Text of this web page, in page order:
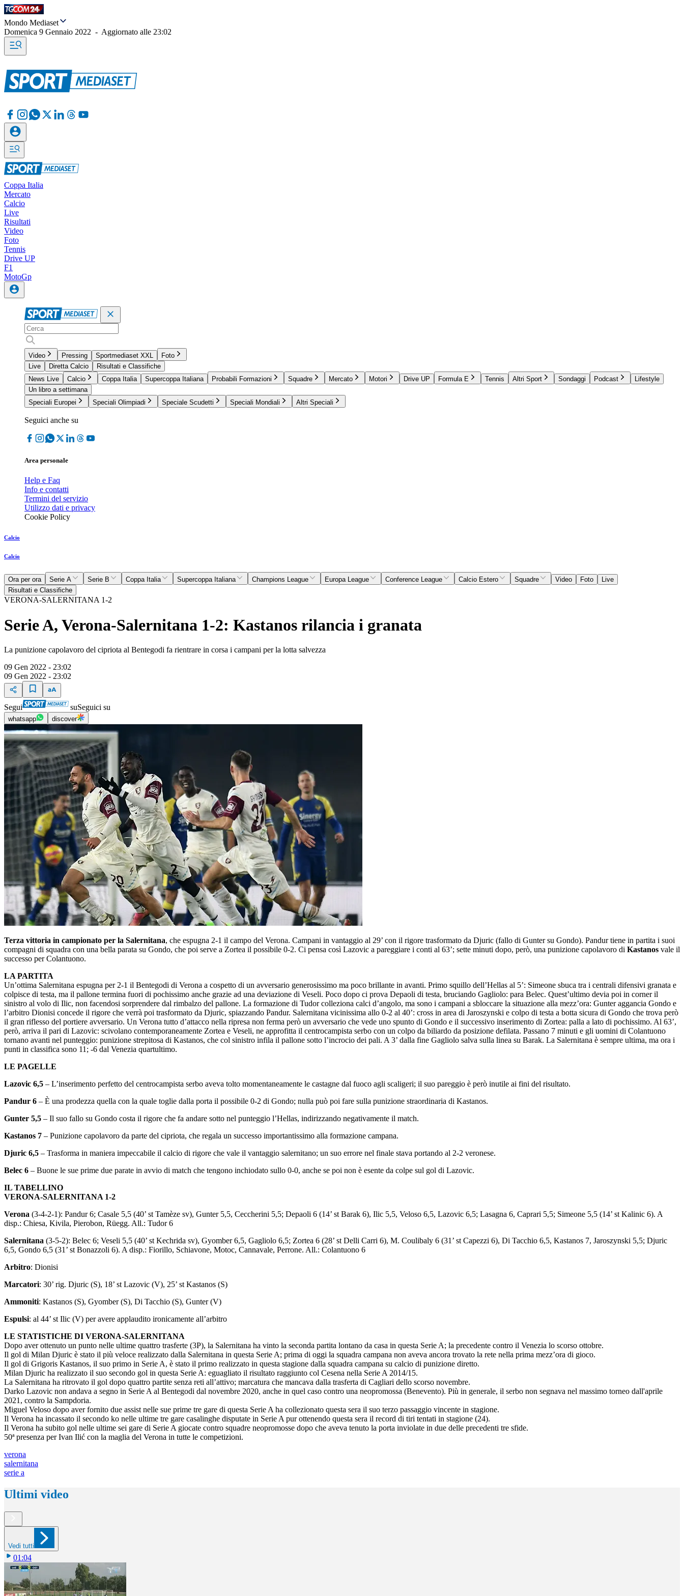
Mondo Mediaset
Domenica 9 Gennaio 2022 - Aggiornato alle 23:02
Coppa Italia
Mercato
Calcio
Live
Risultati
Video
Foto
Tennis
Drive UP
F1
MotoGp
Video Pressing Sportmediaset XXL
Foto
Live
Diretta Calcio
Risultati e Classifiche
News Live
Calcio Coppa Italia Supercoppa Italiana Probabili Formazioni Squadre Mercato Motori Drive UP Formula E Tennis Altri Sport Sondaggi Podcast
Lifestyle
Un libro a settimana
Speciali Europei
Speciali Olimpiadi Speciale Scudetti Speciali Mondiali Altri Speciali
Seguici anche su
Area personale
Help e Faq
Info e contatti
Termini del servizio
Utilizzo dati e privacy
Cookie Policy
Calcio
Calcio
Ora per ora Serie A Serie B Coppa Italia Supercoppa Italiana Champions League Europa League Conference League Calcio Estero Squadre Video Foto
Live
Risultati e Classifiche
VERONA-SALERNITANA 1-2
Serie A, Verona-Salernitana 1-2: Kastanos rilancia i granata
La punizione capolavoro del cipriota al Bentegodi fa rientrare in corsa i campani per la lotta salvezza
09 Gen 2022 - 23:02
09 Gen 2022 - 23:02
Segui suSeguici su
whatsapp discover
Terza vittoria in campionato per la Salernitana, che espugna 2-1 il campo del Verona. Campani in vantaggio al 29’ con il rigore trasformato da Djuric (fallo di Gunter su Gondo). Pandur tiene in partita i suoi
compagni di squadra con una bella parata su Gondo, che poi serve a Zortea il possibile 0-2. Ci pensa così Lazovic a pareggiare i conti al 63’; sette minuti dopo, però, una punizione capolavoro di Kastanos vale il
successo per Colantuono.
LA PARTITA
Un’ottima Salernitana espugna per 2-1 il Bentegodi di Verona a cospetto di un avversario generosissimo ma poco brillante in avanti. Primo squillo dell’Hellas al 5’: Simeone sbuca tra i centrali difensivi granata e
colpisce di testa, ma il pallone termina fuori di pochissimo anche grazie ad una deviazione di Veseli. Poco dopo ci prova Depaoli di testa, bruciando Gagliolo: para Belec. Quest’ultimo devia poi in corner il
sinistro al volo di Ilic, non facendosi sorprendere dal rimbalzo del pallone. La formazione di Tudor colleziona calci d’angolo, ma sono i campani a sbloccare la situazione alla mezz’ora: Gunter aggancia Gondo e
l’arbitro Dionisi concede il rigore che verrà poi trasformato da Djuric, spiazzando Pandur. Salernitana vicinissima allo 0-2 al 40’: cross in area di Jaroszynski e colpo di testa a botta sicura di Gondo che trova però
il gran riflesso del portiere avversario. Un Verona tutto d’attacco nella ripresa non ferma però un avversario che vede uno spunto di Gondo e il successivo inserimento di Zortea: palla a lato di pochissimo. Al 63’,
però, arriva il pari di Lazovic: scivolano contemporaneamente Zortea e Veseli, ne approfitta il centrocampista serbo con un colpo da biliardo da posizione defilata. Passano 7 minuti e gli uomini di Colantuono
tornano avanti nel punteggio: punizione strepitosa di Kastanos, che col sinistro infila il pallone sotto l’incrocio dei pali. A 3’ dalla fine Gagliolo salva sulla linea su Barak. La Salernitana è sempre ultima, ma ora i
punti in classifica sono 11; -6 dal Venezia quartultimo.
LE PAGELLE
Lazovic 6,5 – L’inserimento perfetto del centrocampista serbo aveva tolto momentaneamente le castagne dal fuoco agli scaligeri; il suo pareggio è però inutile ai fini del risultato.
Pandur 6 – È una prodezza quella con la quale toglie dalla porta il possibile 0-2 di Gondo; nulla può poi fare sulla punizione straordinaria di Kastanos.
Gunter 5,5 – Il suo fallo su Gondo costa il rigore che fa andare sotto nel punteggio l’Hellas, indirizzando negativamente il match.
Kastanos 7 – Punizione capolavoro da parte del cipriota, che regala un successo importantissimo alla formazione campana.
Djuric 6,5 – Trasforma in maniera impeccabile il calcio di rigore che vale il vantaggio salernitano; un suo errore nel finale stava portando al 2-2 veronese.
Belec 6 – Buone le sue prime due parate in avvio di match che tengono inchiodato sullo 0-0, anche se poi non è esente da colpe sul gol di Lazovic.
IL TABELLINO
VERONA-SALERNITANA 1-2
Verona (3-4-2-1): Pandur 6; Casale 5,5 (40’ st Tamèze sv), Gunter 5,5, Ceccherini 5,5; Depaoli 6 (14’ st Barak 6), Ilic 5,5, Veloso 6,5, Lazovic 6,5; Lasagna 6, Caprari 5,5; Simeone 5,5 (14’ st Kalinic 6). A
disp.: Chiesa, Kivila, Pierobon, Rüegg. All.: Tudor 6
Salernitana (3-5-2): Belec 6; Veseli 5,5 (40’ st Kechrida sv), Gyomber 6,5, Gagliolo 6,5; Zortea 6 (28’ st Delli Carri 6), M. Coulibaly 6 (31’ st Capezzi 6), Di Tacchio 6,5, Kastanos 7, Jaroszynski 5,5; Djuric
6,5, Gondo 6,5 (31’ st Bonazzoli 6). A disp.: Fiorillo, Schiavone, Motoc, Cannavale, Perrone. All.: Colantuono 6
Arbitro: Dionisi
Marcatori: 30’ rig. Djuric (S), 18’ st Lazovic (V), 25’ st Kastanos (S)
Ammoniti: Kastanos (S), Gyomber (S), Di Tacchio (S), Gunter (V)
Espulsi: al 44’ st Ilic (V) per avere applaudito ironicamente all’arbitro
LE STATISTICHE DI VERONA-SALERNITANA
Dopo aver ottenuto un punto nelle ultime quattro trasferte (3P), la Salernitana ha vinto la seconda partita lontano da casa in questa Serie A; la precedente contro il Venezia lo scorso ottobre.
Il gol di Milan Djuric è stato il più veloce realizzato dalla Salernitana in questa Serie A; prima di oggi la squadra campana non aveva ancora trovato la rete nella prima mezz’ora di gioco.
Il gol di Grigoris Kastanos, il suo primo in Serie A, è stato il primo realizzato in questa stagione dalla squadra campana su calcio di punizione diretto.
Milan Djuric ha realizzato il suo secondo gol in questa Serie A: eguagliato il risultato raggiunto col Cesena nella Serie A 2014/15.
La Salernitana ha ritrovato il gol dopo quattro partite senza reti all’attivo; marcatura che mancava dalla trasferta di Cagliari dello scorso novembre.
Darko Lazovic non andava a segno in Serie A al Bentegodi dal novembre 2020, anche in quel caso contro una neopromossa (Benevento). Più in generale, il serbo non segnava nel massimo torneo dall'aprile
2021, contro la Sampdoria.
Miguel Veloso dopo aver fornito due assist nelle sue prime tre gare di questa Serie A ha collezionato questa sera il suo terzo passaggio vincente in stagione.
Il Verona ha incassato il secondo ko nelle ultime tre gare casalinghe disputate in Serie A pur ottenendo questa sera il record di tiri tentati in stagione (24).
Il Verona ha subito gol nelle ultime sei gare di Serie A giocate contro squadre neopromosse dopo che aveva tenuto la porta inviolate in due delle precedenti tre sfide.
50ª presenza per Ivan Ilić con la maglia del Verona in tutte le competizioni.
verona
salernitana
serie a
Ultimi video
Vedi tutti
01:04